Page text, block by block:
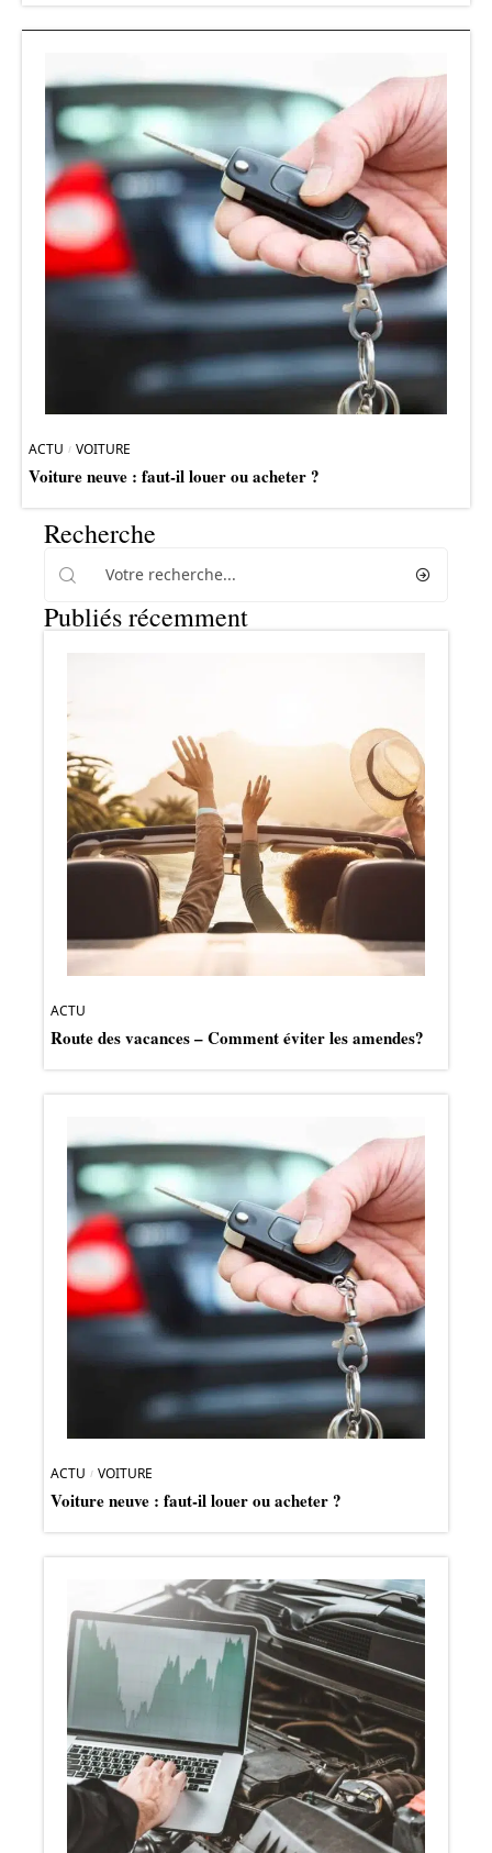
ACTU VOITURE
Voiture neuve : faut-il louer ou acheter ?
Recherche
Publiés récemment
ACTU
Route des vacances – Comment éviter les amendes?
ACTU VOITURE
Voiture neuve : faut-il louer ou acheter ?